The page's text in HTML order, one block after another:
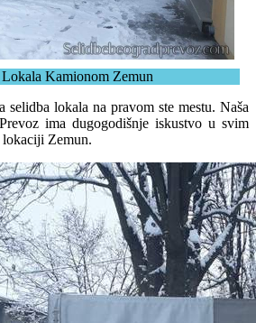
Lokala Kamionom Zemun
lokala na pravom ste mestu. Naša
ima dugogodišnje iskustvo u svim
lokaciji Zemun.